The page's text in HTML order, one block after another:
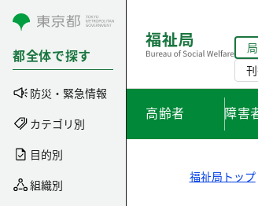
コンテンツにスキップ
都全体で探す
防災・緊急情報
カテゴリ別
目的別
組織別
高齢者 障害
福祉局トップ